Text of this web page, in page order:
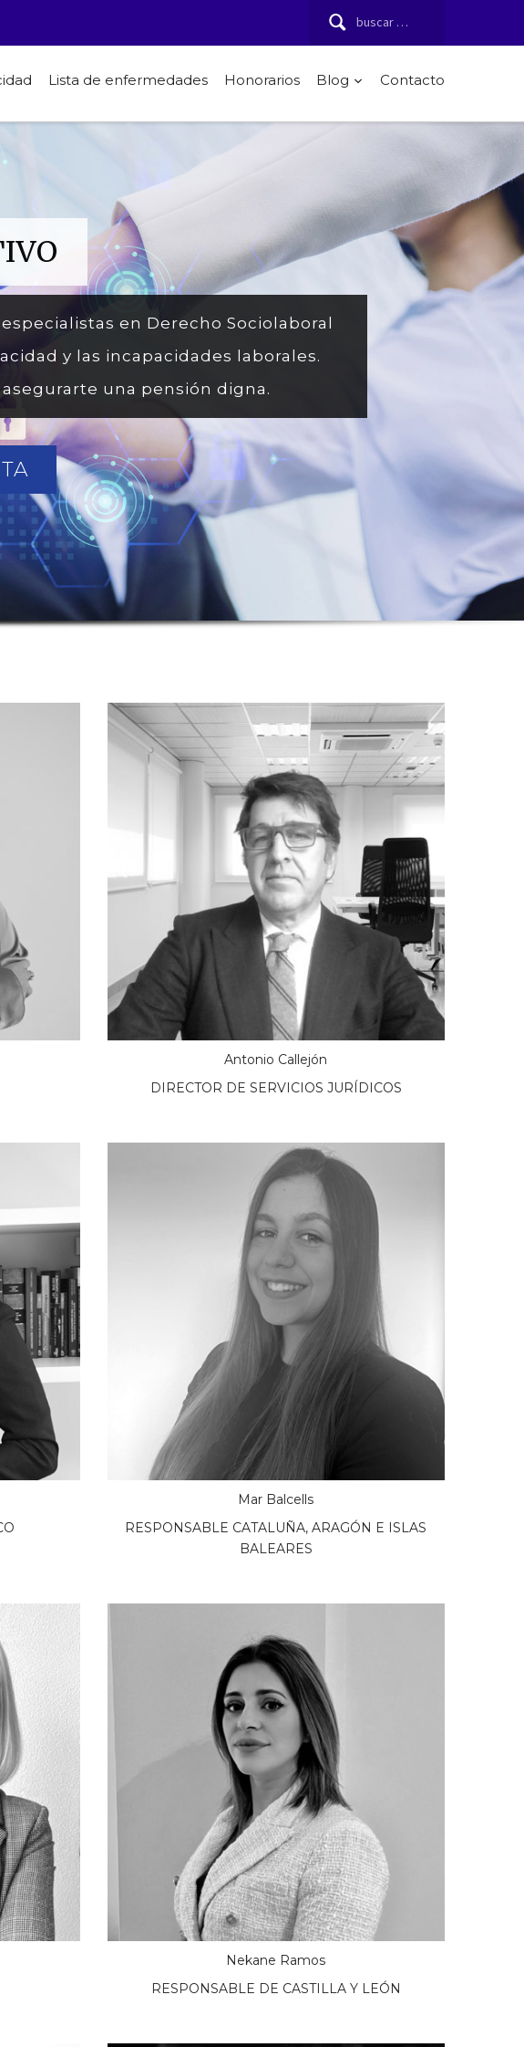
Buscar:
Lista de enfermedades Honorarios Blog Contacto
en Derecho Sociolaboral
y las incapacidades laborales.
una pensión digna.
Antonio Callejón
DIRECTOR DE SERVICIOS JURÍDICOS
Mar Balcells
RESPONSABLE CATALUÑA, ARAGÓN E ISLAS
BALEARES
Nekane Ramos
RESPONSABLE DE CASTILLA Y LEÓN